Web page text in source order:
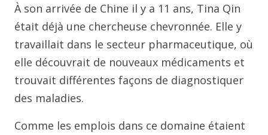
À son arrivée de Chine il y a 11 ans, Tina Qin
était déjà une chercheuse chevronnée. Elle y
travaillait dans le secteur pharmaceutique, où
elle découvrait de nouveaux médicaments et
trouvait différentes façons de diagnostiquer
des maladies.
Comme les emplois dans ce domaine étaient